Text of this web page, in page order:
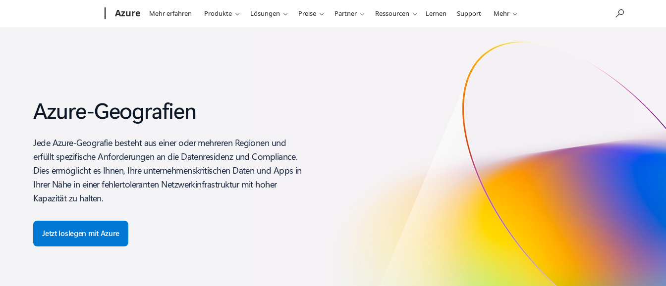
Azure Mehr erfahren Produkte Lösungen Preise Partner Ressourcen Lernen Support Mehr
Azure-Geografien
Jede Azure-Geografie besteht aus einer oder mehreren Regionen und
erfüllt spezifische Anforderungen an die Datenresidenz und Compliance.
Dies ermöglicht es Ihnen, Ihre unternehmenskritischen Daten und Apps in
Ihrer Nähe in einer fehlertoleranten Netzwerkinfrastruktur mit hoher
Kapazität zu halten.
Jetzt loslegen mit Azure